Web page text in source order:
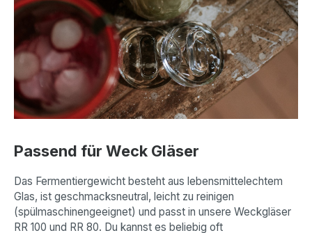
Passend für Weck Gläser
Das Fermentiergewicht besteht aus lebensmittelechtem
Glas, ist geschmacksneutral, leicht zu reinigen
(spülmaschinengeeignet) und passt in unsere Weckgläser
RR 100 und RR 80. Du kannst es beliebig oft